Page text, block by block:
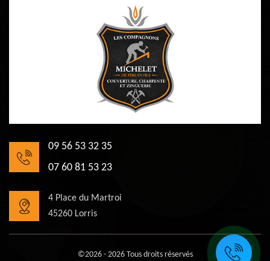
09 56 53 32 35
07 60 81 53 23
4 Place du Martroi
45260 Lorris
©2026 - 2026 Tous droits réservés